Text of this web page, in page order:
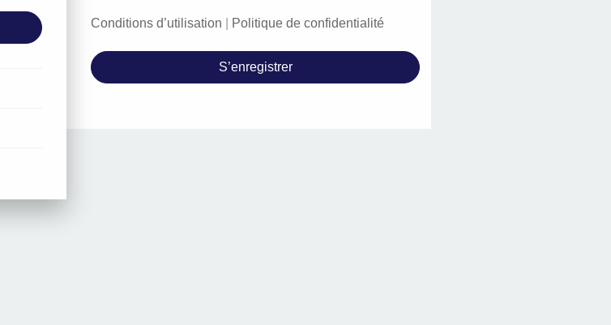
Conditions d’utilisation Politique de confidentialité
S’enregistrer